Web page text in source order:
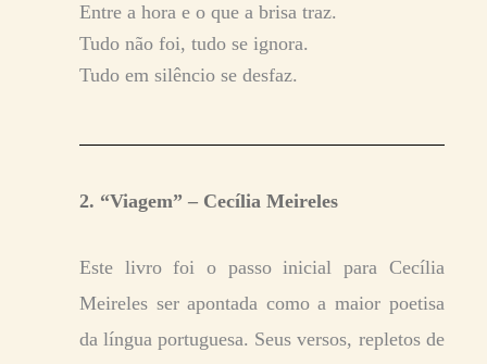
Entre a hora e o que a brisa traz.
Tudo não foi, tudo se ignora.
Tudo em silêncio se desfaz.
2. “Viagem” – Cecília Meireles
Este livro foi o passo inicial para Cecília
Meireles ser apontada como a maior poetisa
da língua portuguesa. Seus versos, repletos de